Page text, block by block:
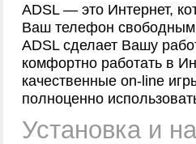
ADSL — это Интернет,
Ваш телефон свободным
ADSL сделает Вашу
комфортно работать в
качественные on-line
полноценно
Установка и